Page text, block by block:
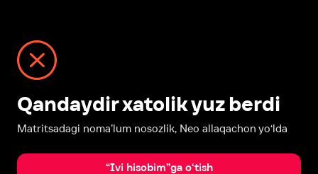
Qandaydir xatolik yuz berdi
Matritsadagi noma’lum nosozlik, Neo allaqachon yo‘lda
“Ivi hisobim”ga o‘tish